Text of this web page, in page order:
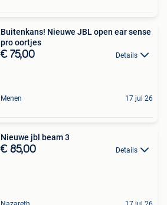
Buitenkans! Nieuwe JBL open ear sense
pro oortjes
€ 75,00 Details
Menen 17 jul 26
Nieuwe jbl beam 3
€ 85,00 Details